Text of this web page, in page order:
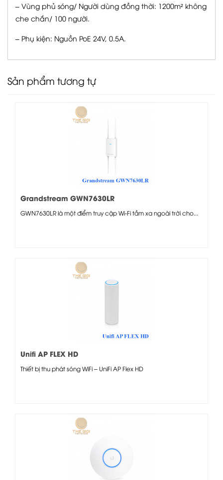
– Vùng phủ sóng/ Người dùng đồng thời: 1200m² không
che chắn/ 100 người.
– Phụ kiện: Nguồn PoE 24V, 0.5A.
Sản phẩm tương tự
Grandstream GWN7630LR
GWN7630LR là một điểm truy cập Wi-Fi tầm xa ngoài trời cho...
Unifi AP FLEX HD
Thiết bị thu phát sóng WiFi – UniFi AP Flex HD